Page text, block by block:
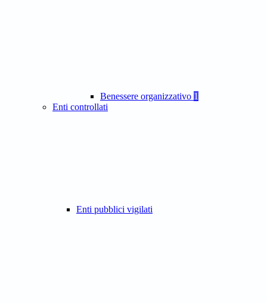
Benessere organizzativo 1
Enti controllati
Enti pubblici vigilati